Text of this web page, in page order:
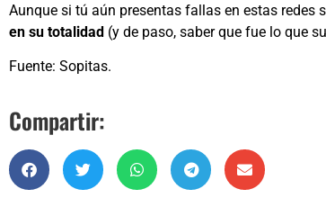
Aunque si tú aún presentas fallas en estas redes
en su totalidad (y de paso, saber que fue lo que
Fuente: Sopitas.
Compartir: